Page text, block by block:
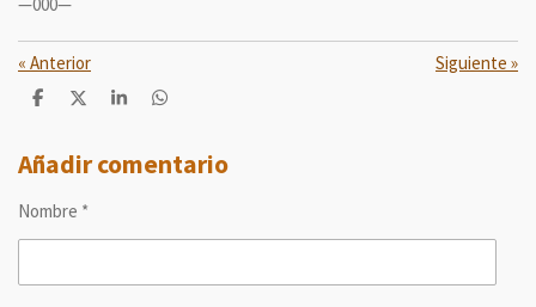
« Anterior Siguiente »
C
p
a
t
C
p
a
C
p
a
C
p
a
Añadir comentario
Nombre *